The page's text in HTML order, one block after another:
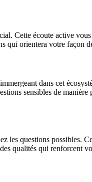
Cette écoute active
qui orientera votre façon
dans cet
sensibles de
les questions possibles.
qualités qui renforcent